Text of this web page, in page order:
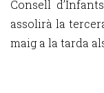
Consell
assolirà la
maig a la tarda